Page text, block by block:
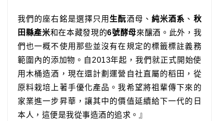
我們的座右銘是選擇只用生酛酒母、 純米酒系 、 秋
田縣產米和在本藏發現的6號酵母來釀酒。此外，我
們也一概不使用那些並沒有在規定的標籤標註義務
範圍內的添加物。自2013年起，我們就正式開始使
用木桶造酒，現在還計劃運營自社直屬的稻田，從
原料栽培上著手優化產品。我希望將祖輩傳下來的
家業進一步昇華，讓其中的價值延續給下一代的日
本人，這便是我從事造酒的追求。』